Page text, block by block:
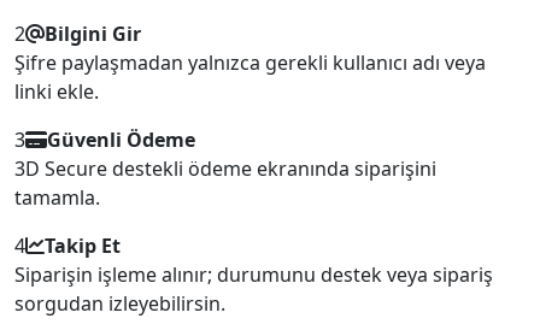
2
Bilgini Gir
Şifre paylaşmadan yalnızca gerekli kullanıcı adı veya
linki ekle.
3
Güvenli Ödeme
3D Secure destekli ödeme ekranında siparişini
tamamla.
4
Takip Et
Siparişin işleme alınır; durumunu destek veya sipariş
sorgudan izleyebilirsin.